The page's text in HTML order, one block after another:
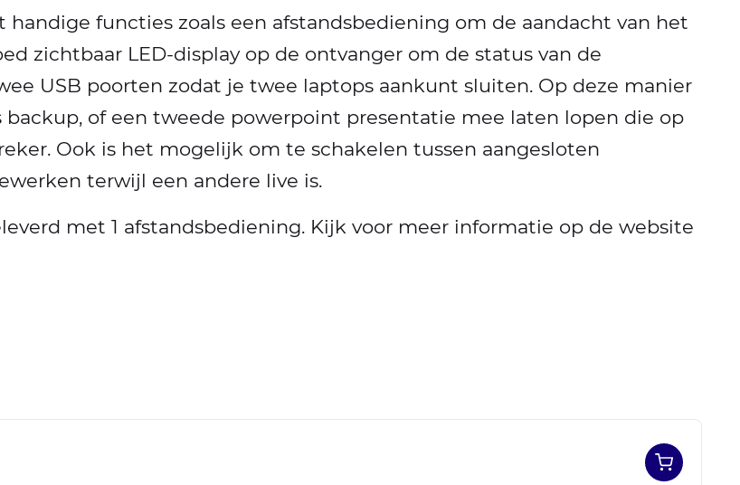
functies zoals een afstandsbediening om de aandacht van het
zichtbaar LED-display op de ontvanger om de status van de
USB poorten zodat je twee laptops aankunt sluiten. Op deze manier
of een tweede powerpoint presentatie mee laten lopen die op
Ook is het mogelijk om te schakelen tussen aangesloten
terwijl een andere live is.
met 1 afstandsbediening. Kijk voor meer informatie op de website